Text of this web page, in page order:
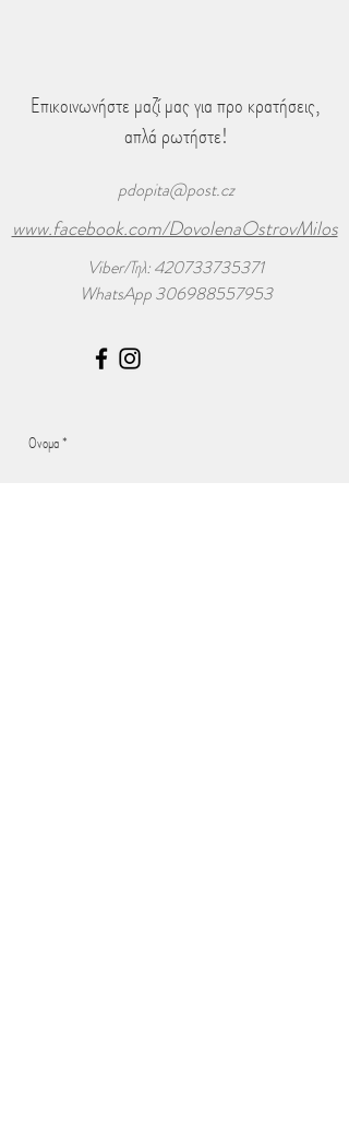
Επικοινωνήστε μαζί μας για προ κρατήσεις,
απλά ρωτήστε!
pdopita@post.cz
www.facebook.com/DovolenaOstrovMilos
Viber/Τηλ:420733735371
WhatsApp306988557953